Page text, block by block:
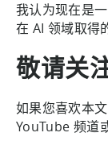
我认为现在是
在 AI 领域取得
敬请关
如果您喜欢本
YouTube 频道